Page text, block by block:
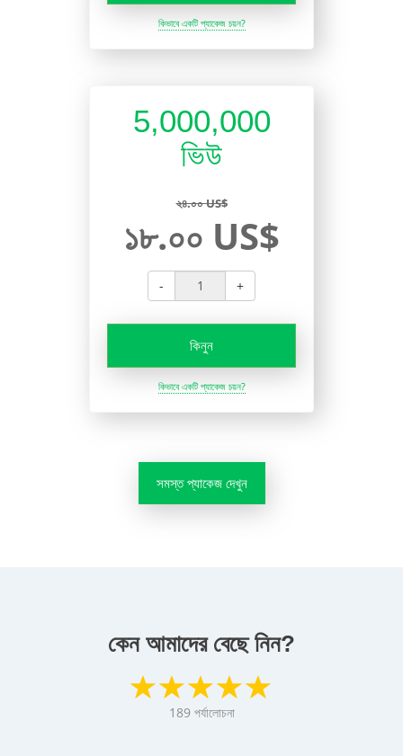
কিভাবে একটি প্যাকেজ চয়ন?
5,000,000
ভিউ
২৪.০০ US$
১৮.০০ US$
- +
কিনুন
কিভাবে একটি প্যাকেজ চয়ন?
সমস্ত প্যাকেজ দেখুন
কেন আমাদের বেছে নিন?
189 পর্যালোচনা